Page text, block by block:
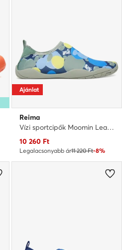
Ajánlat
Reima
Vízi sportcipők Moomin Lean 5400091M-81B1 Szürke
Aktuális ár
10 260 Ft
Legalacsonyabb ár11 220 Ft-8%